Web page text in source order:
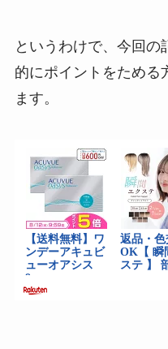
というわけで、今回
的にポイントをためる
ます。